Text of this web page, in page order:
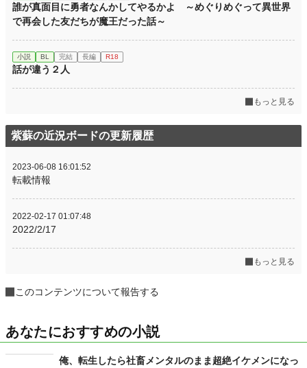
誰が真面目に勇者なんかしてやるかよ ～めぐりめぐって異世界
で再会した友だちが魔王だった話～
小説 BL 完結 長編 R18
話が違う２人
もっと見る
紫蘇の近況ボードの更新履歴
2023-06-08 16:01:52
転載情報
2022-02-17 01:07:48
2022/2/17
もっと見る
このコンテンツについて報告する
あなたにおすすめの小説
俺、転生したら社畜メンタルのまま超絶イケメンになっ